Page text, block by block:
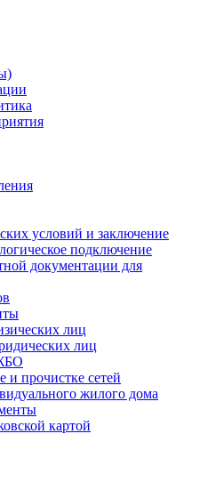
условий и заключение
подключение
документации для
лиц
лиц
и прочистке сетей
жилого дома
картой